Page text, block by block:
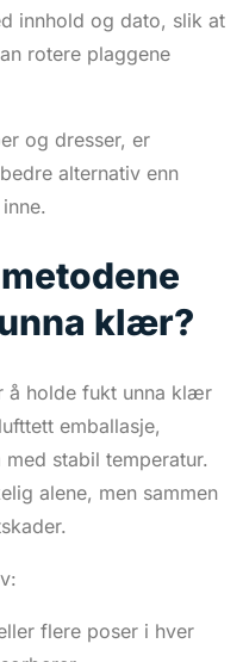
innhold og dato, slik at
rotere plaggene
og dresser, er
alternativ enn
klær?
å holde fukt unna klær
emballasje,
stabil temperatur.
alene, men sammen
flere poser i hver